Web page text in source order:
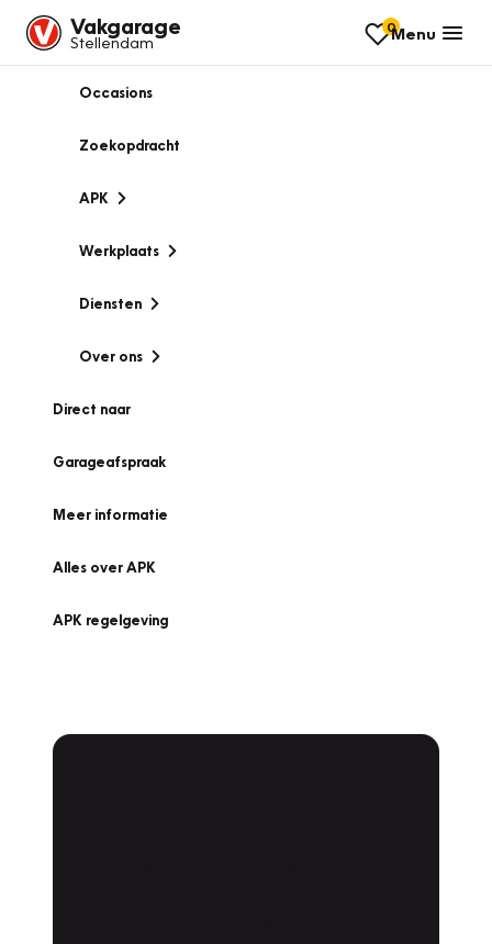
Vakgarage
Stellendam
0Menu
Occasions
Zoekopdracht
APK
Werkplaats
Diensten
Over ons
Direct naar
Garageafspraak
Meer informatie
Alles over APK
APK regelgeving